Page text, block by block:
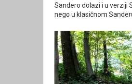
Sandero dolazi i u verziji
nego u klasičnom